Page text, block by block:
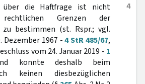
4
über die Haftfrage ist nicht
Grenzen der
zu bestimmen (st. Rspr.; vgl.
Dezember 1967 -4 StR 485/67,
vom 24. Januar 2019 - 1
konnte deshalb beim
keinen diesbezüglichen